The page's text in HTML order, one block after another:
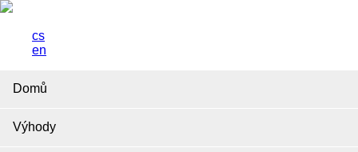
cs
en
Domů
Výhody